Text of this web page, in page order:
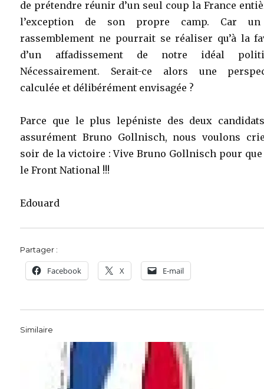
de prétendre réunir d’un seul coup la France
l’exception de son propre camp. Car
rassemblement ne pourrait se réaliser qu’à la
d’un affadissement de notre idéal
Nécessairement. Serait-ce alors une
calculée et délibérément envisagée ?
Parce que le plus lepéniste des deux
assurément Bruno Gollnisch, nous voulons
soir de la victoire : Vive Bruno Gollnisch pour que
le Front National !!!
Edouard
Partager :
Facebook X E-mail
Similaire